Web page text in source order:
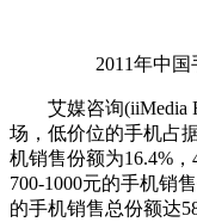
2011年中国
艾媒咨询(iiMedia
场，低价位的手机占
机销售份额为16.4%，
700-1000元的手机销
的手机销售总份额达